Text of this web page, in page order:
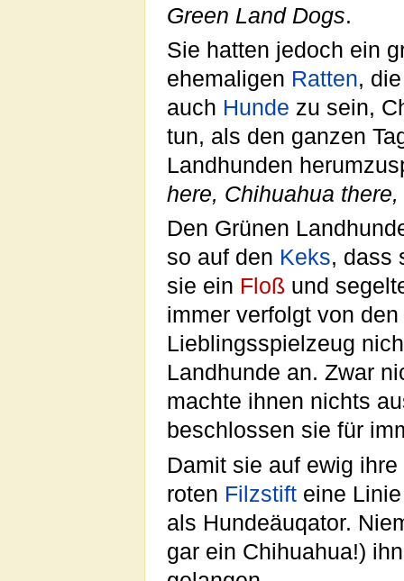
Green Land Dogs.
Sie hatten jedoch ein
ehemaligen Ratten,
auch Hunde zu sein,
tun, als den ganzen
Landhunden
here, Chihuahua
Den Grünen
so auf den Keks, dass
sie ein Floß und
immer verfolgt von
Lieblingsspielzeug
Landhunde an. Zwar
machte ihnen nichts
beschlossen sie für
Damit sie auf ewig ihre
roten Filzstift eine
als Hundeäuqator.
gar ein Chihuahua!)